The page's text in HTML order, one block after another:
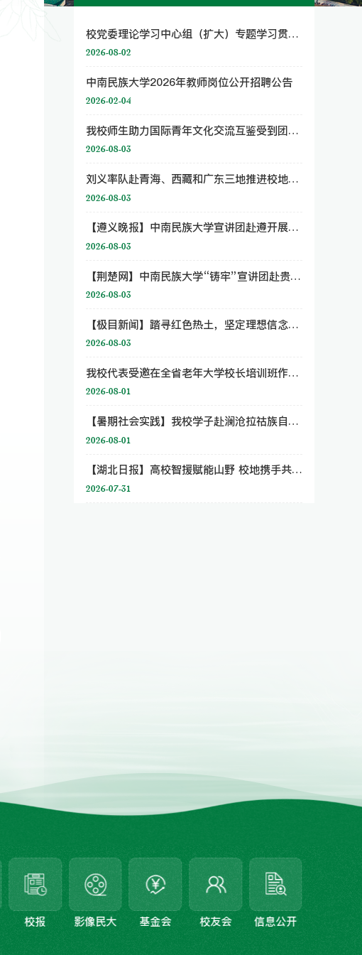
校党委理论学习中心组（扩大）专题学习贯彻习近平总书记关于巡视工作的重要论述 贯彻落实国家民委党组巡视工作部署
2026-08-02
中南民族大学2026年教师岗位公开招聘公告
2026-02-04
我校师生助力国际青年文化交流互鉴受到团省委团市委高度评价
2026-08-03
刘义率队赴青海、西藏和广东三地推进校地深度合作
2026-08-03
【遵义晚报】中南民族大学宣讲团赴遵开展暑期红色实践调研
2026-08-03
【荆楚网】中南民族大学“铸牢”宣讲团赴贵州开展暑期社会实践
2026-08-03
【极目新闻】踏寻红色热土，坚定理想信念，中南民族大学“铸牢”宣讲团赴贵州开展暑期社会实践
2026-08-03
我校代表受邀在全省老年大学校长培训班作经验交流
2026-08-01
【暑期社会实践】我校学子赴澜沧拉祜族自治县开展“千团万人推普强国行”实践活动
2026-08-01
【湖北日报】高校智援赋能山野 校地携手共促振兴——中南民族大学一行赴巴东野三关镇调研侧记
2026-07-31
影像民大 基金会 校友会 信息公开 图书馆